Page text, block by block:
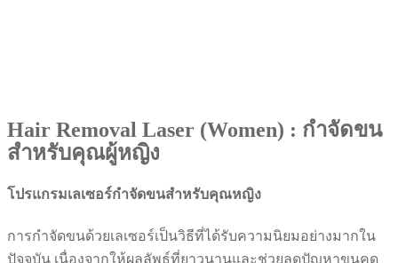
Hair Removal Laser (Women) : กำจัดขน
สำหรับคุณผู้หญิง
โปรแกรมเลเซอร์กำจัดขนสำหรับคุณหญิง
การกำจัดขนด้วยเลเซอร์เป็นวิธีที่ได้รับความนิยมอย่างมากใน
ปัจจุบัน เนื่องจากให้ผลลัพธ์ที่ยาวนานและช่วยลดปัญหาขนคุด